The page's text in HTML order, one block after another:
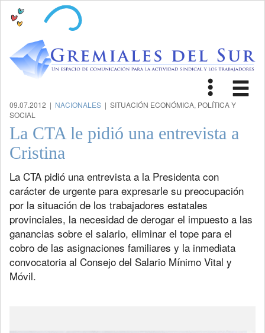
Toggle
09.07.2012 | NACIONALES | SITUACIÓN ECONÓMICA, POLÍTICA Y
SOCIAL
La CTA le pidió una entrevista a
Cristina
La CTA pidió una entrevista a la Presidenta con
carácter de urgente para expresarle su preocupación
por la situación de los trabajadores estatales
provinciales, la necesidad de derogar el impuesto a las
ganancias sobre el salario, eliminar el tope para el
cobro de las asignaciones familiares y la inmediata
convocatoria al Consejo del Salario Mínimo Vital y
Móvil.